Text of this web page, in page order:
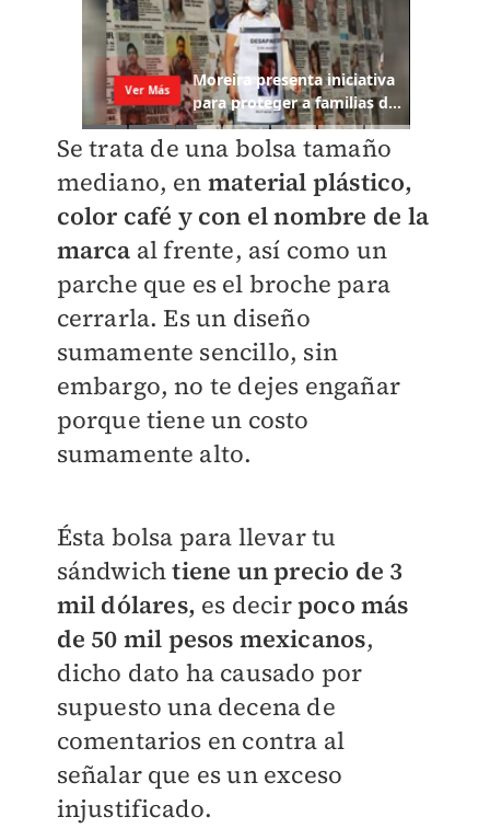
Se trata de una bolsa tamaño
mediano, en material plástico,
color café y con el nombre de la
marca al frente, así como un
parche que es el broche para
cerrarla. Es un diseño
sumamente sencillo, sin
embargo, no te dejes engañar
porque tiene un costo
sumamente alto.
Ésta bolsa para llevar tu
sándwichtiene un precio de 3
mil dólares, es decirpoco más
de 50 mil pesos mexicanos,
dicho dato ha causado por
supuesto una decena de
comentarios en contra al
señalar que es un exceso
injustificado.